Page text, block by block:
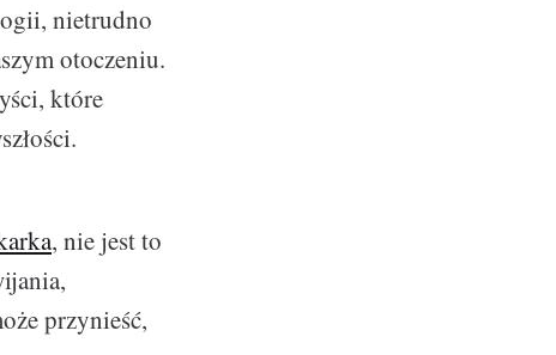
nietrudno
otoczeniu.
które
, nie jest to
przynieść,